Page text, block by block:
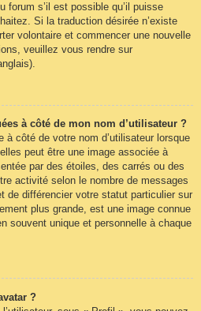
forum s’il est possible qu’il puisse
Si la traduction désirée n’existe
volontaire et commencer une nouvelle
veuillez vous rendre sur
à côté de mon nom d’utilisateur ?
à côté de votre nom d’utilisateur lorsque
peut être une image associée à
par des étoiles, des carrés ou des
activité selon le nombre de messages
de différencier votre statut particulier sur
plus grande, est une image connue
souvent unique et personnelle à chaque
?